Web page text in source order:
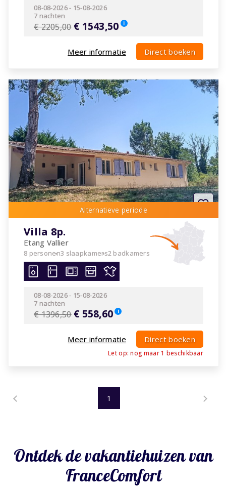
08-08-2026- 15-08-2026
7 nachten
€ 2205,00 € 1543,50 i
Meer informatie Direct boeken
Villa 8p.
Etang Vallier
8 personen3 slaapkamers2 badkamers
08-08-2026- 15-08-2026
7 nachten
€ 1396,50 € 558,60 i
Meer informatie Direct boeken
Let op: nog maar1 beschikbaar
1
Ontdek de vakantiehuizen van
FranceComfort